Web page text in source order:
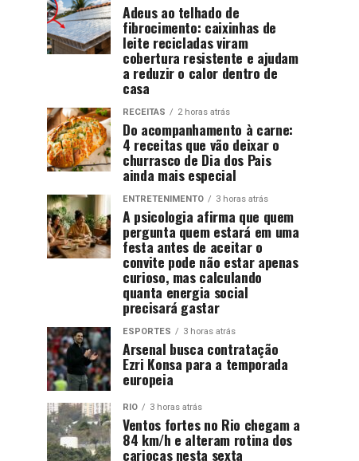
Adeus ao telhado de
fibrocimento: caixinhas de
leite recicladas viram
cobertura resistente e ajudam
a reduzir o calor dentro de
casa
RECEITAS 2 horas atrás
Do acompanhamento à carne:
4 receitas que vão deixar o
churrasco de Dia dos Pais
ainda mais especial
ENTRETENIMENTO 3 horas atrás
A psicologia afirma que quem
pergunta quem estará em uma
festa antes de aceitar o
convite pode não estar apenas
curioso, mas calculando
quanta energia social
precisará gastar
ESPORTES 3 horas atrás
Arsenal busca contratação
Ezri Konsa para a temporada
europeia
RIO 3 horas atrás
Ventos fortes no Rio chegam a
84 km/h e alteram rotina dos
cariocas nesta sexta